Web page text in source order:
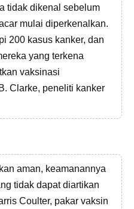
tidak dikenal sebelum
mulai diperkenalkan.
200 kasus kanker, dan
yang terkena
vaksinasi
Clarke, peneliti kanker
aman, keamanannya
tidak dapat diartikan
Coulter, pakar vaksin